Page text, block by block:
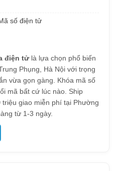
số điện tử
điện tửlà lựa chọn phổ biến
Phụng, Hà Nội với trọng
vừa gọn gàng. Khóa mã số
mã bất cứ lúc nào. Ship
giao miễn phí tại Phường
từ 1-3 ngày.